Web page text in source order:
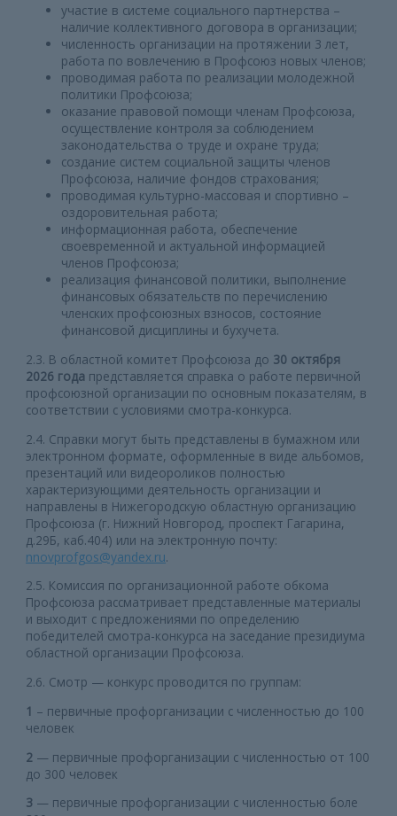
участие в системе социального партнерства –
наличие коллективного договора в организации;
численность организации на протяжении 3 лет,
работа по вовлечению в Профсоюз новых членов;
проводимая работа по реализации молодежной
политики Профсоюза;
оказание правовой помощи членам Профсоюза,
осуществление контроля за соблюдением
законодательства о труде и охране труда;
создание систем социальной защиты членов
Профсоюза, наличие фондов страхования;
проводимая культурно-массовая и спортивно –
оздоровительная работа;
информационная работа, обеспечение
своевременной и актуальной информацией
членов Профсоюза;
реализация финансовой политики, выполнение
финансовых обязательств по перечислению
членских профсоюзных взносов, состояние
финансовой дисциплины и бухучета.
2.3. В областной комитет Профсоюза до 30 октября
2026 года представляется справка о работе первичной
профсоюзной организации по основным показателям, в
соответствии с условиями смотра-конкурса.
2.4. Справки могут быть представлены в бумажном или
электронном формате, оформленные в виде альбомов,
презентаций или видеороликов полностью
характеризующими деятельность организации и
направлены в Нижегородскую областную организацию
Профсоюза (г. Нижний Новгород, проспект Гагарина,
д.29Б, каб.404) или на электронную почту:
nnovprofgos@yandex.ru.
2.5. Комиссия по организационной работе обкома
Профсоюза рассматривает представленные материалы
и выходит с предложениями по определению
победителей смотра-конкурса на заседание президиума
областной организации Профсоюза.
2.6. Смотр — конкурс проводится по группам:
1 – первичные профорганизации с численностью до 100
человек
2 — первичные профорганизации с численностью от 100
до 300 человек
3 — первичные профорганизации с численностью боле